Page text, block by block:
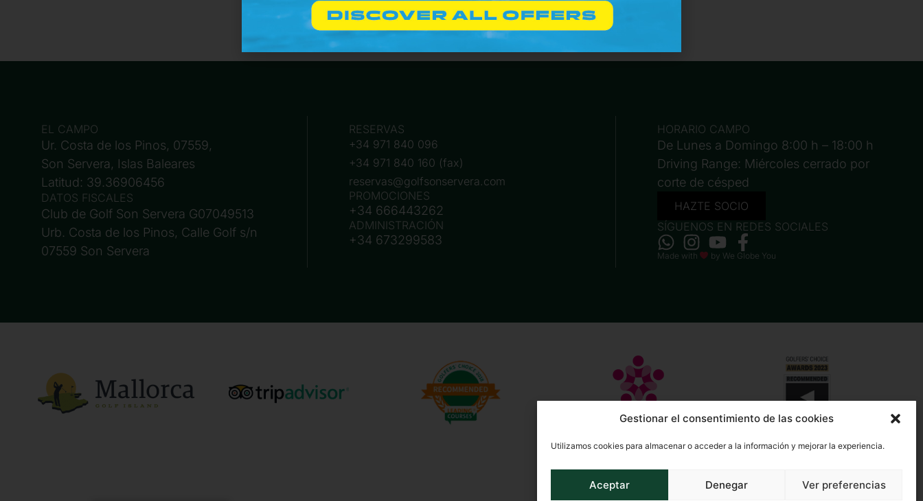
Gestionar el consentimiento de las cookies
Utilizamos cookies para almacenar o acceder a la información y mejorar la experiencia.
Aceptar Denegar Ver preferencias
Seguir en Instagram
EL CAMPO
Ur. Costa de los Pinos, 07559,
Son Servera, Islas Baleares
Latitud: 39.36906456
DATOS FISCALES
Club de Golf Son Servera G07049513
Urb. Costa de los Pinos, Calle Golf s/n
07559 Son Servera
RESERVAS
+34 971 840 096
+34 971 840 160 (fax)
reservas@golfsonservera.com
PROMOCIONES
+34 666443262
ADMINISTRACIÓN
+34 673299583
HORARIO CAMPO
De Lunes a Domingo 8:00 h – 18:00 h
Driving Range: Miércoles cerrado por
corte de césped
HAZTE SOCIO
SÍGUENOS EN REDES SOCIALES
Made with by We Globe You